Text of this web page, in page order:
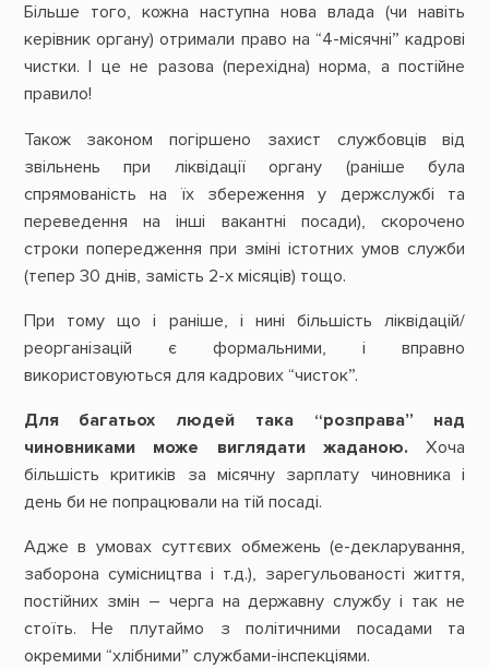
Більше того, кожна наступна нова влада (чи навіть
керівник органу) отримали право на “4-місячні” кадрові
чистки. І це не разова (перехідна) норма, а постійне
правило!
Також законом погіршено захист службовців від
звільнень при ліквідації органу (раніше була
спрямованість на їх збереження у держслужбі та
переведення на інші вакантні посади), скорочено
строки попередження при зміні істотних умов служби
(тепер 30 днів, замість 2-х місяців) тощо.
При тому що і раніше, і нині більшість ліквідацій/
реорганізацій є формальними, і вправно
використовуються для кадрових “чисток”.
Для багатьох людей така “розправа” над
чиновниками може виглядати жаданою.Хоча
більшість критиків за місячну зарплату чиновника і
день би не попрацювали на тій посаді.
Адже в умовах суттєвих обмежень (е-декларування,
заборона сумісництва і т.д.), зарегульованості життя,
постійних змін – черга на державну службу і так не
стоїть. Не плутаймо з політичними посадами та
окремими “хлібними” службами-інспекціями.